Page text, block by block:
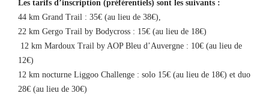
Les tarifs d’inscription (préférentiels) sont les suivants :
44 km Grand Trail : 35€ (au lieu de 38€),
22 km Gergo Trail by Bodycross : 15€ (au lieu de 18€)
12 km Mardoux Trail by AOP Bleu d’Auvergne : 10€ (au lieu de
12€)
12 km nocturne Liggoo Challenge : solo 15€ (au lieu de 18€) et duo
28€ (au lieu de 30€)